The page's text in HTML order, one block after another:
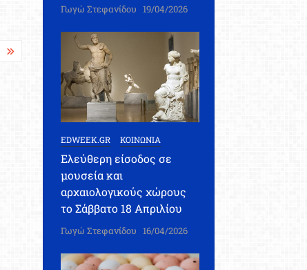
Γωγώ Στεφανίδου 19/04/2026
EDWEEK.GR ΚΟΙΝΩΝΙΑ
Ελεύθερη είσοδος σε
μουσεία και
αρχαιολογικούς χώρους
το Σάββατο 18 Απριλίου
Γωγώ Στεφανίδου 16/04/2026